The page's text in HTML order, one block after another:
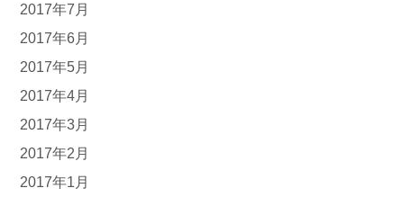
2017年7月
2017年6月
2017年5月
2017年4月
2017年3月
2017年2月
2017年1月